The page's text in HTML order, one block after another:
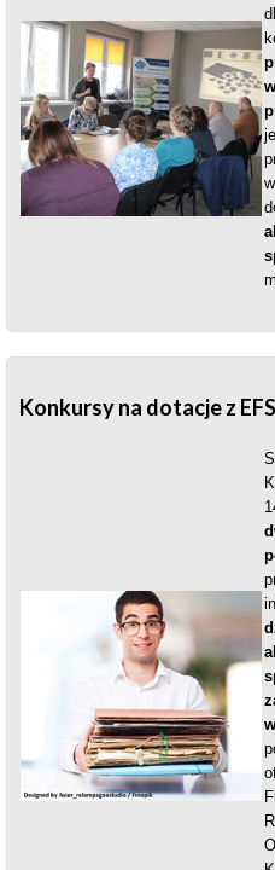
Konkursy na dotacje z